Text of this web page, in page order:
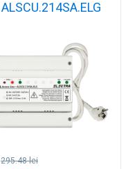
ALSCU.214SA.ELG
295.48lei